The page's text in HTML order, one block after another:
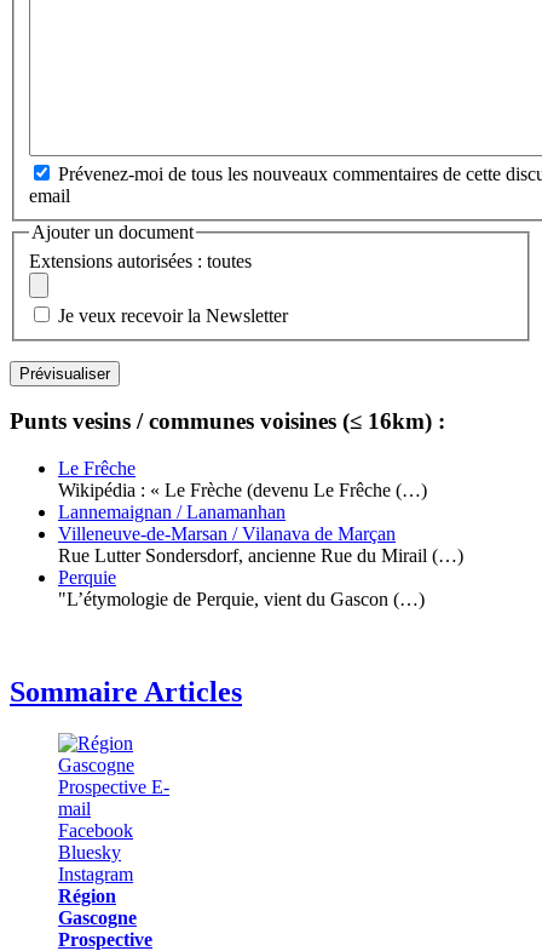
Prévenez-moi de tous les nouveaux commentaires de cette
email
Ajouter un document
Extensions autorisées : toutes
Je veux recevoir la Newsletter
Punts vesins / communes voisines (≤ 16km) :
Le Frêche
Wikipédia : « Le Frèche (devenu Le Frêche (…)
Lannemaignan / Lanamanhan
Villeneuve-de-Marsan / Vilanava de Marçan
Rue Lutter Sondersdorf, ancienne Rue du Mirail (…)
Perquie
"L’étymologie de Perquie, vient du Gascon (…)
Sommaire Articles
Région
Gascogne
Prospective